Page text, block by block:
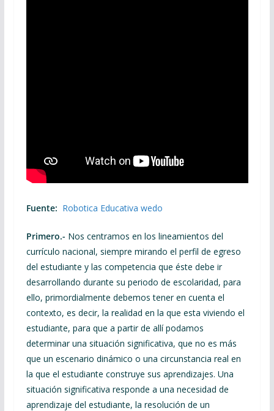
Fuente: Robotica Educativa wedo
Primero.- Nos centramos en los lineamientos del
currículo nacional, siempre mirando el perfil de egreso
del estudiante y las competencia que éste debe ir
desarrollando durante su periodo de escolaridad, para
ello, primordialmente debemos tener en cuenta el
contexto, es decir, la realidad en la que esta viviendo el
estudiante, para que a partir de allí podamos
determinar una situación significativa, que no es más
que un escenario dinámico o una circunstancia real en
la que el estudiante construye sus aprendizajes. Una
situación significativa responde a una necesidad de
aprendizaje del estudiante, la resolución de un